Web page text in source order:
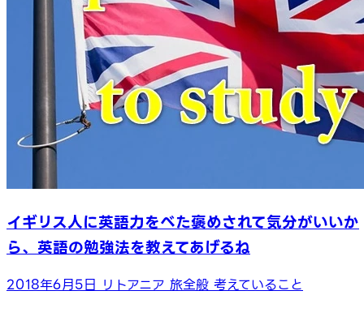
イギリス人に英語力をべた褒めされて気分がいいか
ら、英語の勉強法を教えてあげるね
2018年6月5日 リトアニア 旅全般 考えていること